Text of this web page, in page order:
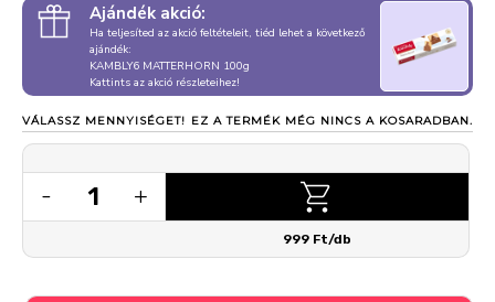
Ajándék akció:
Ha teljesíted az akció feltételeit, tiéd lehet a következő
ajándék:
KAMBLY6 MATTERHORN 100g
Kattints az akció részleteihez!
VÁLASSZ MENNYISÉGET! EZ A TERMÉK MÉG NINCS A KOSARADBAN.
- 1 +
999 Ft/db